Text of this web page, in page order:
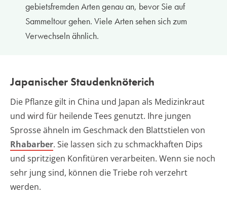
gebietsfremden Arten genau an, bevor Sie auf
Sammeltour gehen. Viele Arten sehen sich zum
Verwechseln ähnlich.
Japanischer Staudenknöterich
Die Pflanze gilt in China und Japan als Medizinkraut
und wird für heilende Tees genutzt. Ihre jungen
Sprosse ähneln im Geschmack den Blattstielen von
Rhabarber. Sie lassen sich zu schmackhaften Dips
und spritzigen Konfitüren verarbeiten. Wenn sie noch
sehr jung sind, können die Triebe roh verzehrt
werden.